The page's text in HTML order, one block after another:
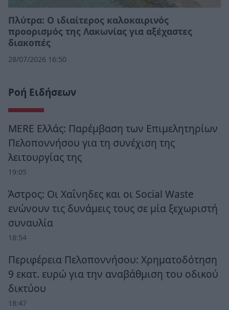
Πλύτρα: Ο ιδιαίτερος καλοκαιρινός
προορισμός της Λακωνίας για αξέχαστες
διακοπές
28/07/2026 16:50
Ροή Ειδήσεων
MERE Ελλάς: Παρέμβαση των Επιμελητηρίων
Πελοποννήσου για τη συνέχιση της
λειτουργίας της
19:05
Άστρος: Οι Χαΐνηδες και οι Social Waste
ενώνουν τις δυνάμεις τους σε μία ξεχωριστή
συναυλία
18:54
Περιφέρεια Πελοποννήσου: Χρηματοδότηση
9 εκατ. ευρώ για την αναβάθμιση του οδικού
δικτύου
18:47